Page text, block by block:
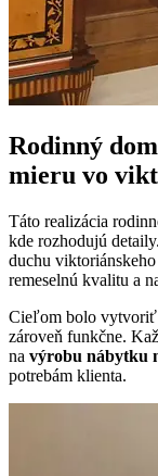
Rodinný
mieru vo
Táto realizácia
kde rozhodujú
duchu
remeselnú kvalitu a
Cieľom bolo vytvoriť
zároveň funkčne.
na výrobu nábytku
potrebám klienta.